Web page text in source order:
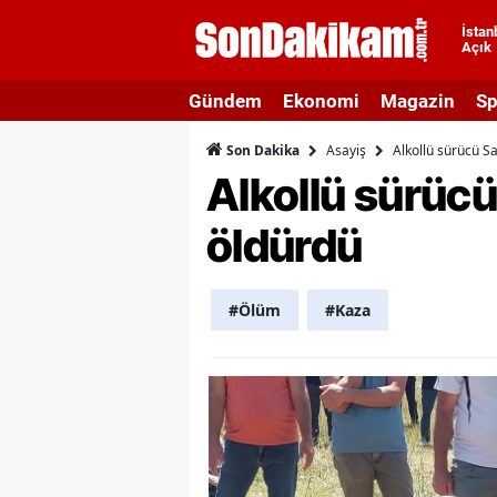
Açık
Gündem Ekonomi Magazin
Son Dakika Asayiş Alkollü sürücü
Alkollü
öldürdü
#Ölüm #Kaza